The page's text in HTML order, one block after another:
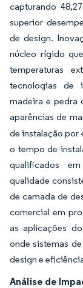
capturando
superior
de design.
núcleo rígido
temperaturas
tecnologias de
madeira e pedra
aparências de
de instalação por
o tempo de
qualificados
qualidade
de camada de
comercial em
as aplicações
onde sistemas
design e
Análise de